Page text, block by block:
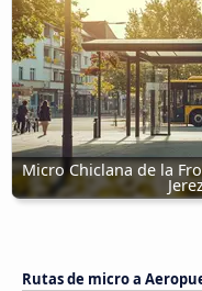
Micro Chiclana de la
Rutas de micro a